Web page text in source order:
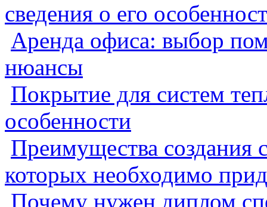
сведения о его
Аренда офиса: выбор
нюансы
Покрытие для систем
особенности
Преимущества создания
которых необходимо
Почему нужен диплом